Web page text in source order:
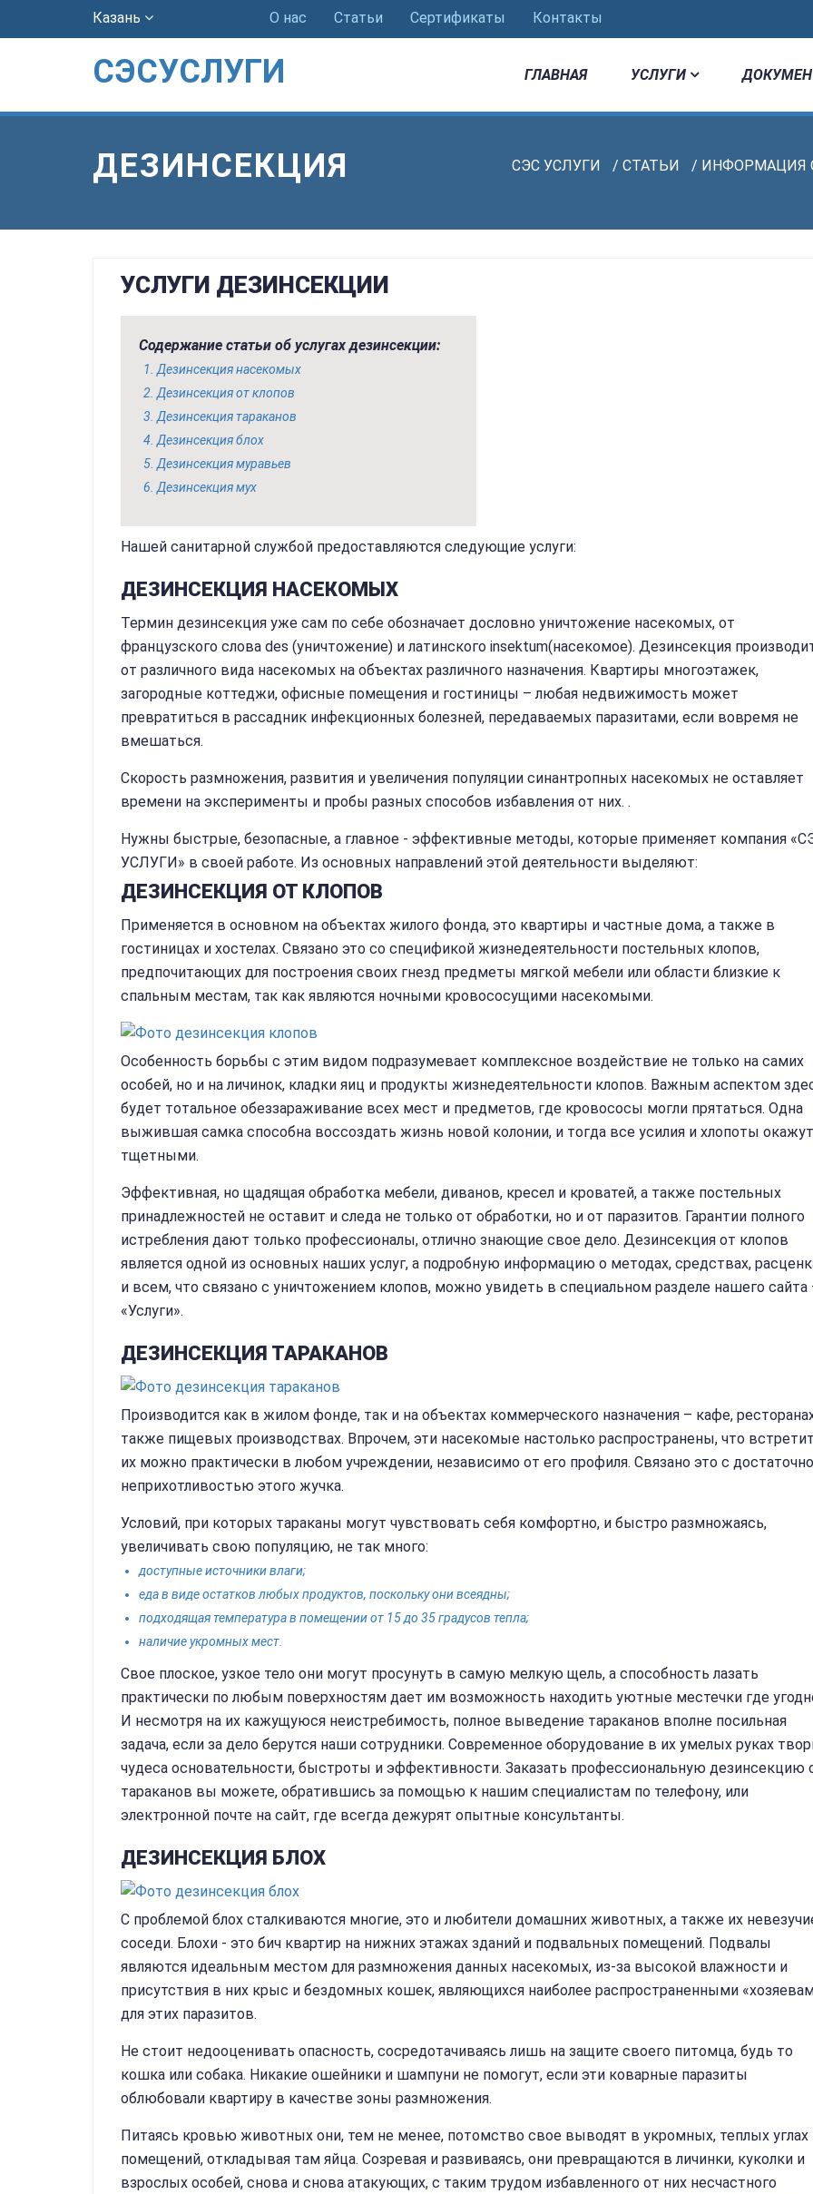
Казань О нас Статьи Сертификаты Контакты
СЭСУСЛУГИ ГЛАВНАЯ УСЛУГИ
ДЕЗИНСЕКЦИЯ СЭС УСЛУГИ / СТАТЬИ / ИНФОРМАЦИЯ
УСЛУГИ ДЕЗИНСЕКЦИИ
Содержание статьи об услугах дезинсекции:
Дезинсекция насекомых
Дезинсекция от клопов
Дезинсекция тараканов
Дезинсекция блох
Дезинсекция муравьев
Дезинсекция мух
Нашей санитарной службой предоставляются следующие услуги:
ДЕЗИНСЕКЦИЯ НАСЕКОМЫХ
Термин дезинсекция уже сам по себе обозначает дословно уничтожение насекомых, от
французского слова des (уничтожение) и латинского insektum(насекомое). Дезинсекция
от различного вида насекомых на объектах различного назначения. Квартиры многоэтажек,
загородные коттеджи, офисные помещения и гостиницы – любая недвижимость может
превратиться в рассадник инфекционных болезней, передаваемых паразитами, если вовремя не
вмешаться.
Скорость размножения, развития и увеличения популяции синантропных насекомых не оставляет
времени на эксперименты и пробы разных способов избавления от них. .
Нужны быстрые, безопасные, а главное - эффективные методы, которые применяет компания
УСЛУГИ» в своей работе. Из основных направлений этой деятельности выделяют:
ДЕЗИНСЕКЦИЯ ОТ КЛОПОВ
Применяется в основном на объектах жилого фонда, это квартиры и частные дома, а также в
гостиницах и хостелах. Связано это со спецификой жизнедеятельности постельных клопов,
предпочитающих для построения своих гнезд предметы мягкой мебели или области близкие к
спальным местам, так как являются ночными кровососущими насекомыми.
Особенность борьбы с этим видом подразумевает комплексное воздействие не только на самих
особей, но и на личинок, кладки яиц и продукты жизнедеятельности клопов. Важным аспектом
будет тотальное обеззараживание всех мест и предметов, где кровососы могли прятаться. Одна
выжившая самка способна воссоздать жизнь новой колонии, и тогда все усилия и хлопоты
тщетными.
Эффективная, но щадящая обработка мебели, диванов, кресел и кроватей, а также постельных
принадлежностей не оставит и следа не только от обработки, но и от паразитов. Гарантии полного
истребления дают только профессионалы, отлично знающие свое дело. Дезинсекция от клопов
является одной из основных наших услуг, а подробную информацию о методах, средствах,
и всем, что связано с уничтожением клопов, можно увидеть в специальном разделе нашего сайта
«Услуги».
ДЕЗИНСЕКЦИЯ ТАРАКАНОВ
Производится как в жилом фонде, так и на объектах коммерческого назначения – кафе,
также пищевых производствах. Впрочем, эти насекомые настолько распространены, что
их можно практически в любом учреждении, независимо от его профиля. Связано это с
неприхотливостью этого жучка.
Условий, при которых тараканы могут чувствовать себя комфортно, и быстро размножаясь,
увеличивать свою популяцию, не так много:
доступные источники влаги;
еда в виде остатков любых продуктов, поскольку они всеядны;
подходящая температура в помещении от 15 до 35 градусов тепла;
наличие укромных мест.
Свое плоское, узкое тело они могут просунуть в самую мелкую щель, а способность лазать
практически по любым поверхностям дает им возможность находить уютные местечки где
И несмотря на их кажущуюся неистребимость, полное выведение тараканов вполне посильная
задача, если за дело берутся наши сотрудники. Современное оборудование в их умелых руках
чудеса основательности, быстроты и эффективности. Заказать профессиональную дезинсекцию
тараканов вы можете, обратившись за помощью к нашим специалистам по телефону, или
электронной почте на сайт, где всегда дежурят опытные консультанты.
ДЕЗИНСЕКЦИЯ БЛОХ
С проблемой блох сталкиваются многие, это и любители домашних животных, а также их
соседи. Блохи - это бич квартир на нижних этажах зданий и подвальных помещений. Подвалы
являются идеальным местом для размножения данных насекомых, из-за высокой влажности и
присутствия в них крыс и бездомных кошек, являющихся наиболее распространенными
для этих паразитов.
Не стоит недооценивать опасность, сосредотачиваясь лишь на защите своего питомца, будь то
кошка или собака. Никакие ошейники и шампуни не помогут, если эти коварные паразиты
облюбовали квартиру в качестве зоны размножения.
Питаясь кровью животных они, тем не менее, потомство свое выводят в укромных, теплых углах
помещений, откладывая там яйца. Созревая и развиваясь, они превращаются в личинки, куколки и
взрослых особей, снова и снова атакующих, с таким трудом избавленного от них несчастного